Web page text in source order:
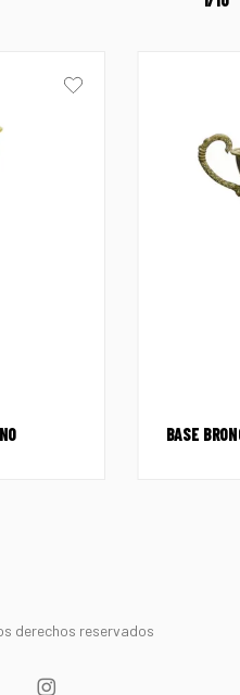
BASE
derechos reservados
instagram